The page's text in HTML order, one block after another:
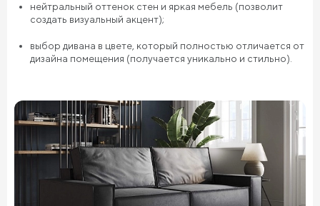
нейтральный оттенок стен и яркая мебель (позволит
создать визуальный акцент);
выбор дивана в цвете, который полностью отличается от
дизайна помещения (получается уникально и стильно).